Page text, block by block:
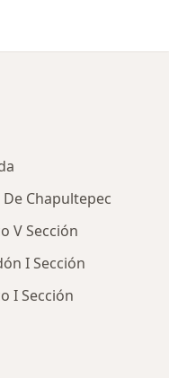
Chapultepec
V Sección
I Sección
I Sección